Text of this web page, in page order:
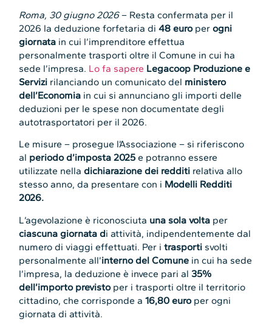
Roma, 30 giugno 2026– Resta confermata per il
2026 la deduzione forfetaria di48 europerogni
giornata in cui l’imprenditore effettua
personalmente trasporti oltre il Comune in cui ha
sede l’impresa. Lo fa sapere Legacoop Produzione e
Servizi rilanciando un comunicato del ministero
dell’Economia in cui si annunciano gli importi delle
deduzioni per le spese non documentate degli
autotrasportatori per il 2026.
Le misure – prosegue l’Associazione – si riferiscono
al periodo d’imposta 2025e potranno essere
utilizzate nelladichiarazione dei redditi relativa allo
stesso anno, da presentare con i Modelli Redditi
2026.
L’agevolazione è riconosciuta una sola volta per
ciascuna giornata di attività, indipendentemente dal
numero di viaggi effettuati. Per itrasporti svolti
personalmente all’interno del Comune in cui ha sede
l’impresa, la deduzione è invece pari al 35%
dell’importo previstoper i trasporti oltre il territorio
cittadino, che corrisponde a16,80 europer ogni
giornata di attività.